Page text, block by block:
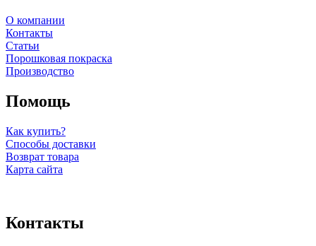
О компании
Контакты
Статьи
Порошковая покраска
Производство
Помощь
Как купить?
Способы доставки
Возврат товара
Карта сайта
Контакты